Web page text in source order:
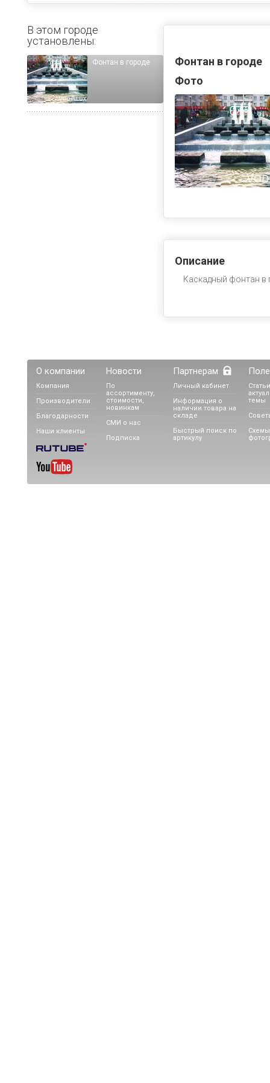
Фонтан в городе
Фото
Описание
Каскадный фонтан в
В этом городе
установлены:
Фонтан в городе
О компании
Компания
Производители
Благодарности
Наши клиенты
Новости
По
ассортименту,
стоимости,
новинкам
СМИ о нас
Подписка
Партнерам
Личный кабинет
Информация о
наличии товара на
складе
Быстрый поиск по
артикулу
темы